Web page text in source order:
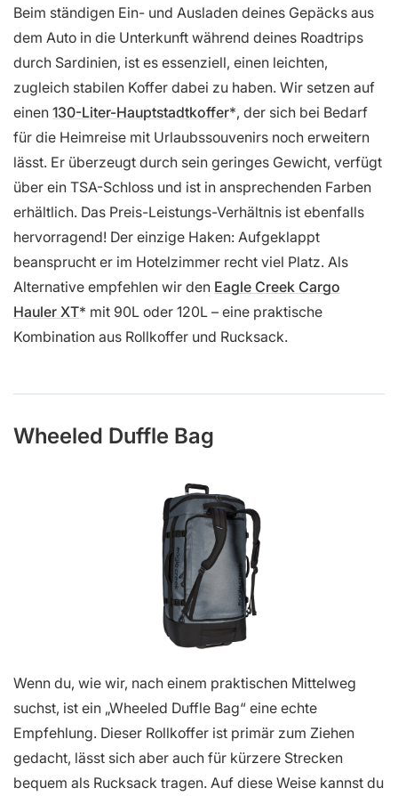
Beim ständigen Ein- und Ausladen deines Gepäcks aus
dem Auto in die Unterkunft während deines Roadtrips
durch Sardinien, ist es essenziell, einen leichten,
zugleich stabilen Koffer dabei zu haben. Wir setzen auf
einen 130-Liter-Hauptstadtkoffer , der sich bei Bedarf
für die Heimreise mit Urlaubssouvenirs noch erweitern
lässt. Er überzeugt durch sein geringes Gewicht, verfügt
über ein TSA-Schloss und ist in ansprechenden Farben
erhältlich. Das Preis-Leistungs-Verhältnis ist ebenfalls
hervorragend! Der einzige Haken: Aufgeklappt
beansprucht er im Hotelzimmer recht viel Platz. Als
Alternative empfehlen wir den Eagle Creek Cargo
Hauler XT
mit 90L oder 120L – eine praktische
Kombination aus Rollkoffer und Rucksack.
Wheeled Duffle Bag
Wenn du, wie wir, nach einem praktischen Mittelweg
suchst, ist ein „Wheeled Duffle Bag“ eine echte
Empfehlung. Dieser Rollkoffer ist primär zum Ziehen
gedacht, lässt sich aber auch für kürzere Strecken
bequem als Rucksack tragen. Auf diese Weise kannst du